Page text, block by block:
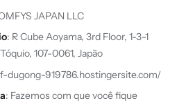
JAPAN LLC
: R Cube Aoyama, 3rd Floor, 1-3-1
107-0061, Japão
dugong-919786.hostingersite.com/
: Fazemos com que você fique